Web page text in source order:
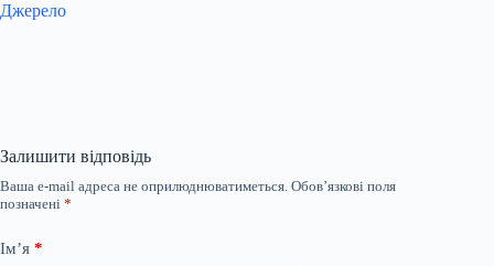
Джерело
Залишити відповідь
Ваша e-mail адреса не оприлюднюватиметься. Обов’язкові поля
позначені *
Ім’я *